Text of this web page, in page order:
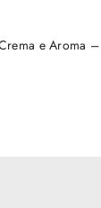
e Aroma